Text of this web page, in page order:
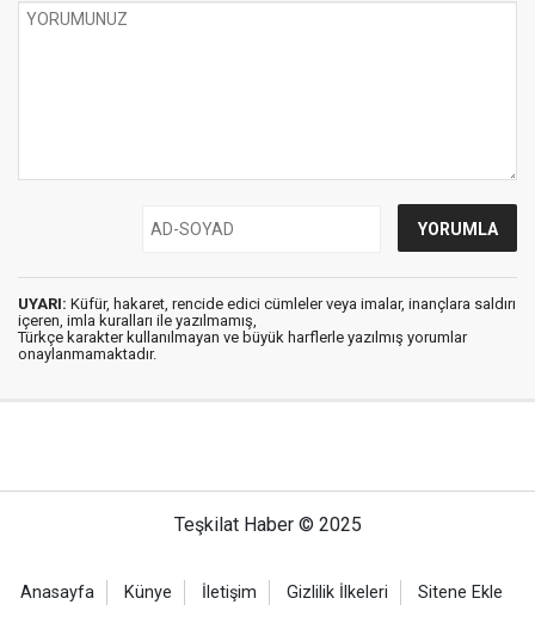
UYARI: Küfür, hakaret, rencide edici cümleler veya imalar, inançlara saldırı
içeren, imla kuralları ile yazılmamış,
Türkçe karakter kullanılmayan ve büyük harflerle yazılmış yorumlar
onaylanmamaktadır.
Teşkilat Haber © 2025
Anasayfa Künye İletişim Gizlilik İlkeleri Sitene Ekle